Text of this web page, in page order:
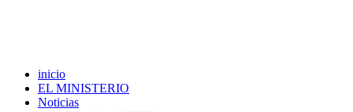
inicio
EL MINISTERIO
Noticias